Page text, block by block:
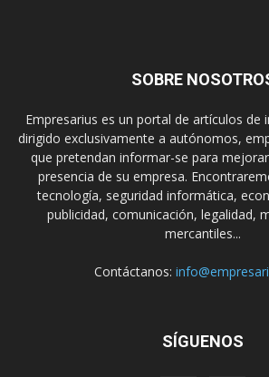
SOBRE
Empresarius es un portal de artículos de
dirigido exclusivamente a autónomos,
que pretendan informar-se para
presencia de su empresa.
tecnología, seguridad informática,
publicidad, comunicación, legalidad,
mercantiles...
Contáctanos:
SÍGUENOS